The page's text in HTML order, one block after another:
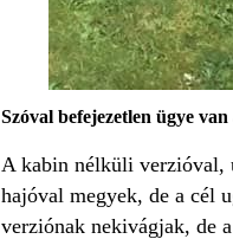
Szóval befejezetlen ügye van
A kabin nélküli verzióval,
hajóval megyek, de a cél
verziónak nekivágjak, de